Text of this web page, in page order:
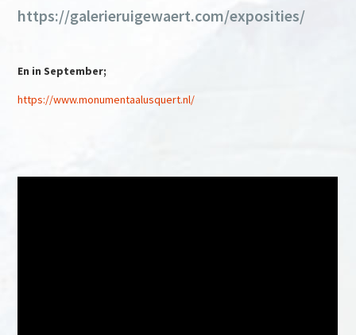
https://galerieruigewaert.com/exposities/
En in September;
https://www.monumentaalusquert.nl/